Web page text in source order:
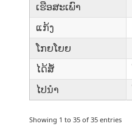
ເຮືອສະເພົາ
ແກ້ງ
ໂກຍໂຍຍ
ໄດ້ສໍ້
ໄປນຳ
Showing 1 to 35 of 35 entries